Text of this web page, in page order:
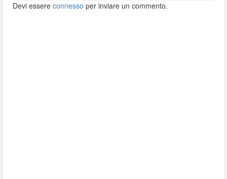
Devi essereconnesso per inviare un commento.